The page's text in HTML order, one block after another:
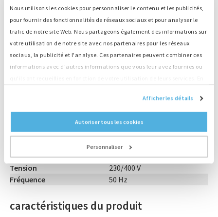
Nous utilisons les cookies pour personnaliser le contenu et les publicités,
pour fournir des fonctionnalités de réseaux sociaux et pour analyser le
trafic de notre site Web. Nous partageons également des informations sur
votre utilisation de notre site avec nos partenaires pour les réseaux
sociaux, la publicité et l'analyse. Ces partenaires peuvent combiner ces
informations avec d'autres informations que vous leur avez fournies ou
Afficher les détails
Autoriser tous les cookies
Personnaliser
Informations sur le produit
Numéro
A2940
Sortie (LTP)
1250 kVA
Modèle
Open
Caterpillar
Type
SR5
Stage II
Année de construction
2022
Heures de fonctionnement
0 heure
Dimensions
20 ft HIghcube cm
Tension
230/400 V
Fréquence
50 Hz
caractéristiques du produit